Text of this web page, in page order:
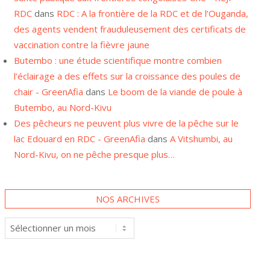
RDC dans RDC : A la frontière de la RDC et de l’Ouganda,
des agents vendent frauduleusement des certificats de
vaccination contre la fièvre jaune
Butembo : une étude scientifique montre combien
l’éclairage a des effets sur la croissance des poules de
chair - GreenAfia dans Le boom de la viande de poule à
Butembo, au Nord-Kivu
Des pêcheurs ne peuvent plus vivre de la pêche sur le
lac Edouard en RDC - GreenAfia dans A Vitshumbi, au
Nord-Kivu, on ne pêche presque plus…
NOS ARCHIVES
Nos
archives